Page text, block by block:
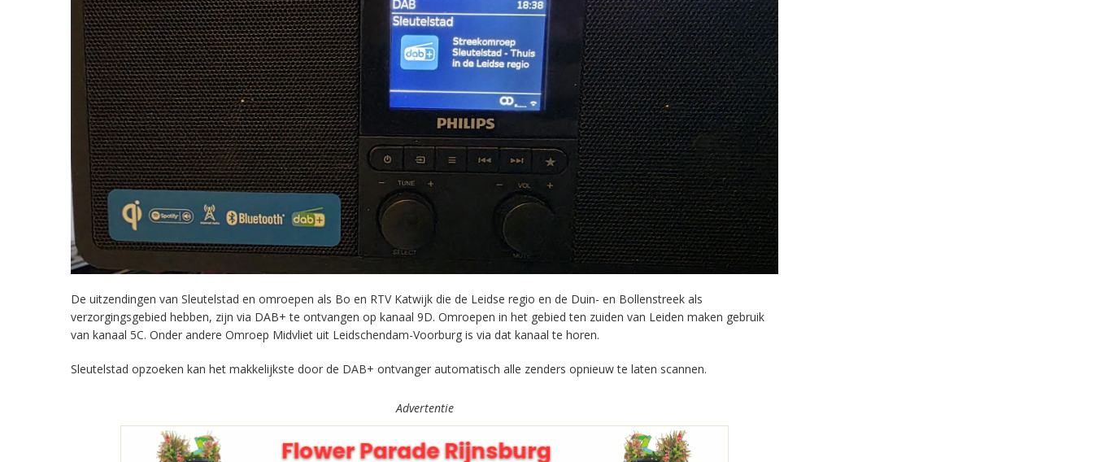
De uitzendingen van Sleutelstad en omroepen als Bo en RTV Katwijk die de Leidse regio en de Duin- en Bollenstreek als
verzorgingsgebied hebben, zijn via DAB+ te ontvangen op kanaal 9D. Omroepen in het gebied ten zuiden van Leiden maken gebruik
van kanaal 5C. Onder andere Omroep Midvliet uit Leidschendam-Voorburg is via dat kanaal te horen.
Sleutelstad opzoeken kan het makkelijkste door de DAB+ ontvanger automatisch alle zenders opnieuw te laten scannen.
Advertentie